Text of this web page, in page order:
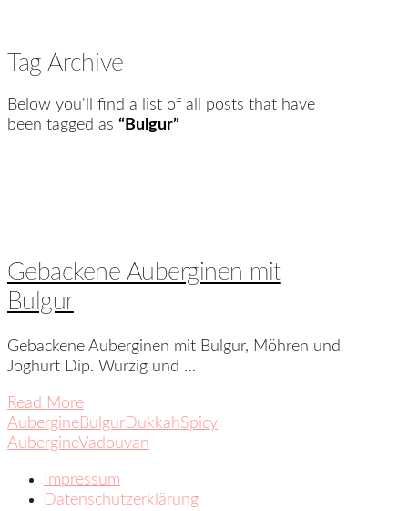
Tag Archive
Below you'll find a list of all posts that have
been tagged as “Bulgur”
Gebackene Auberginen mit
Bulgur
Gebackene Auberginen mit Bulgur, Möhren und
Joghurt Dip. Würzig und …
Read More
AubergineBulgurDukkahSpicy
AubergineVadouvan
Impressum
Datenschutzerklärung